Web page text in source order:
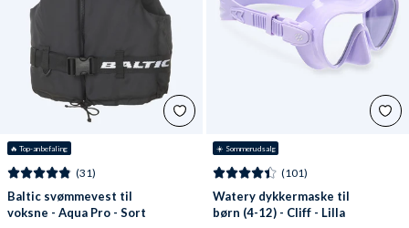
🔥 Top-anbefaling
(31)
Baltic svømmevest til
voksne - Aqua Pro - Sort
☀️ Sommerudsalg
(101)
Watery dykkermaske til
børn (4-12) - Cliff - Lilla